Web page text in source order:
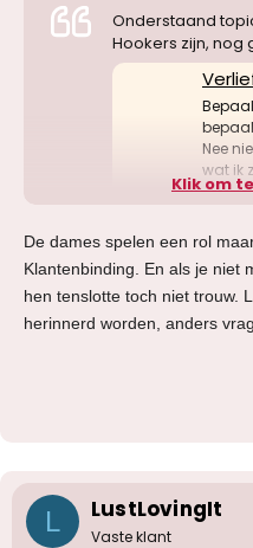
Onderstaand
Hookers zijn, nog
Verliefd
Nee
wat ik
Klik om
De dames spelen een rol
Klantenbinding. En als je niet
hen tenslotte toch niet trouw.
herinnerd worden, anders
L LustLovingIt
Vaste klant